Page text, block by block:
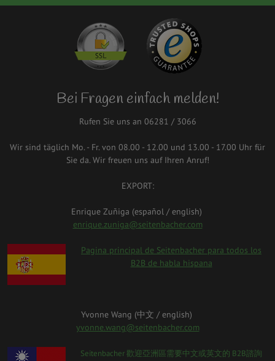
Bei Fragen einfach melden!
Rufen Sie uns an 06281 / 3066
Wir sind täglich Mo. - Fr. von 08.00 - 12.00 und 13.00 - 17.00 Uhr für
Sie da. Wir freuen uns auf Ihren Anruf!
EXPORT:
Enrique Zuñiga (español / english)
enrique.zuniga@seitenbacher.com
spanien.png
Pagina principal de Seitenbacher para todos los
B2B de habla hispana
Yvonne Wang (中⽂ / english)
yvonne.wang@seitenbacher.com
taiwan_0.pngSeitenbacher 歡迎亞洲區需要中⽂或英⽂的 B2B諮詢